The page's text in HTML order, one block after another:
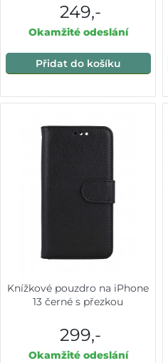
249,-
Okamžité odeslání
Přidat do košíku
Knížkové pouzdro na iPhone
13 černé s přezkou
299,-
Okamžité odeslání